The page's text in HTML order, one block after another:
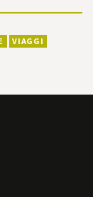
VIAGGI